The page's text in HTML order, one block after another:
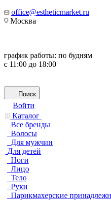
office@estheticmarket.ru
Москва
график работы: по будням
с 11:00 до 18:00
Поиск
Войти
Каталог
Все бренды
Волосы
Для мужчин
Для детей
Ноги
Лицо
Тело
Руки
Парикмахерские